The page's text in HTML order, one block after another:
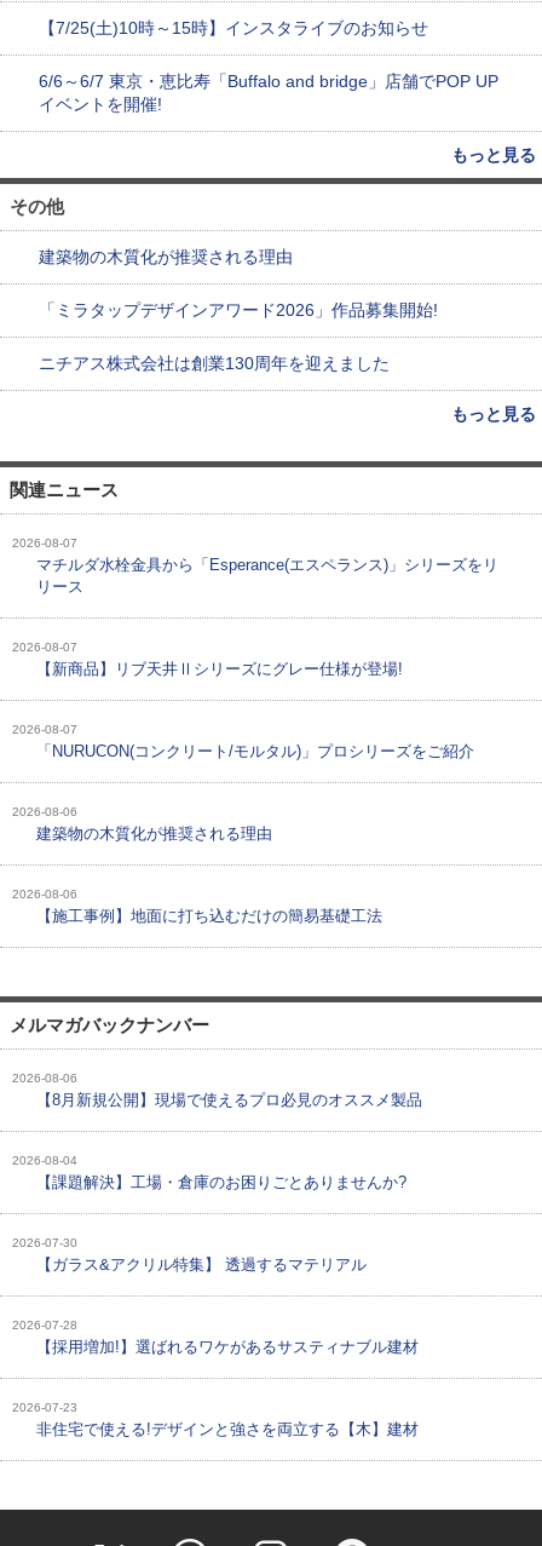
【7/25(土)10時～15時】インスタライブのお知らせ
6/6～6/7 東京・恵比寿「Buffalo and bridge」店舗でPOP UP
イベントを開催!
もっと見る
その他
建築物の木質化が推奨される理由
「ミラタップデザインアワード2026」作品募集開始!
ニチアス株式会社は創業130周年を迎えました
もっと見る
関連ニュース
2026-08-07
マチルダ水栓金具から「Esperance(エスペランス)」シリーズをリ
リース
2026-08-07
【新商品】リブ天井Ⅱシリーズにグレー仕様が登場!
2026-08-07
「NURUCON(コンクリート/モルタル)」プロシリーズをご紹介
2026-08-06
建築物の木質化が推奨される理由
2026-08-06
【施工事例】地面に打ち込むだけの簡易基礎工法
メルマガバックナンバー
2026-08-06
【8月新規公開】現場で使えるプロ必見のオススメ製品
2026-08-04
【課題解決】工場・倉庫のお困りごとありませんか?
2026-07-30
【ガラス&アクリル特集】 透過するマテリアル
2026-07-28
【採用増加!】選ばれるワケがあるサスティナブル建材
2026-07-23
非住宅で使える!デザインと強さを両立する【木】建材